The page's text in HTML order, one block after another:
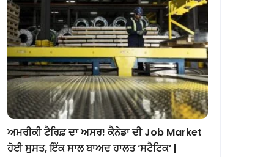
ਅਮਰੀਕੀ ਟੈਰਿਫ਼ ਦਾ ਅਸਰ! ਕੈਨੇਡਾ ਦੀ Job Market
ਹੋਈ ਸੁਸਤ, ਇੱਕ ਸਾਲ ਬਾਅਦ ਹਾਲਤ ‘ਸਟੈਟਿਕ’ |